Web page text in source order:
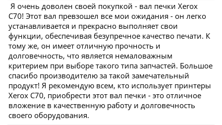
Я очень доволен своей покупкой - вал печки Xerox
C70! Этот вал превзошел все мои ожидания - он легко
устанавливается и прекрасно выполняет свои
функции, обеспечивая безупречное качество печати. К
тому же, он имеет отличную прочность и
долговечность, что является немаловажным
критерием при выборе такого типа запчастей. Большое
спасибо производителю за такой замечательный
продукт! Я рекомендую всем, кто использует принтеры
Xerox C70, приобрести этот вал печки - это отличное
вложение в качественную работу и долговечность
своего оборудования.